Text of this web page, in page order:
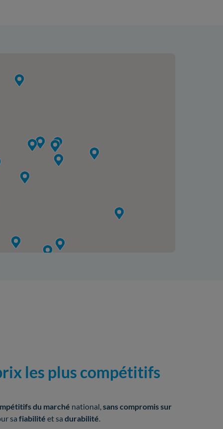
les plus compétitifs
du marché national, sans compromis sur
sa fiabilité et sa durabilité